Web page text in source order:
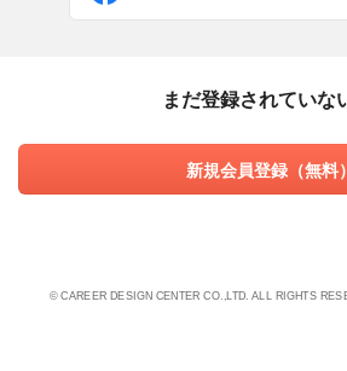
まだ登録されていな
新規会員登録（無料）
© CAREER DESIGN CENTER CO.,LTD. ALL RIGHTS